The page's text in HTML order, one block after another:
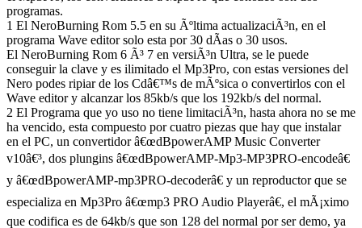
programas.
1 El NeroBurning Rom 5.5 en su Ãºltima actualizaciÃ³n, en el
programa Wave editor solo esta por 30 dÃ­as o 30 usos.
El NeroBurning Rom 6 Ã³ 7 en versiÃ³n Ultra, se le puede
conseguir la clave y es ilimitado el Mp3Pro, con estas versiones del
Nero podes ripiar de los Cdâ€™s de mÃºsica o convertirlos con el
Wave editor y alcanzar los 85kb/s que los 192kb/s del normal.
2 El Programa que yo uso no tiene limitaciÃ³n, hasta ahora no se me
ha vencido, esta compuesto por cuatro piezas que hay que instalar
en el PC, un convertidor â€œdBpowerAMP Music Converter
v10â€³, dos plungins â€œdBpowerAMP-Mp3-MP3PRO-encodeâ€
y â€œdBpowerAMP-mp3PRO-decoderâ€ y un reproductor que se
especializa en Mp3Pro â€œmp3 PRO Audio Playerâ€, el mÃ¡ximo
que codifica es de 64kb/s que son 128 del normal por ser demo, ya